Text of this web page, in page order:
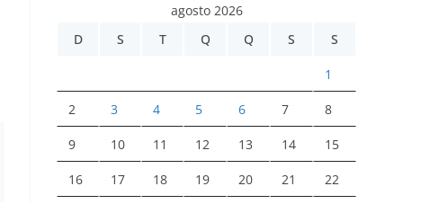
agosto 2026
D
S T Q Q S S
1
2 3 4 5 6 7 8
9 10 11 12 13 14 15
16 17 18 19 20 21 22